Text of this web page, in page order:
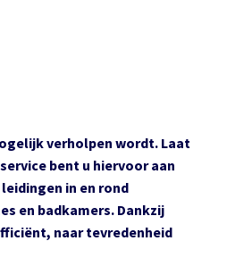
verholpen wordt. Laat
bent u hiervoor aan
in en rond
en badkamers. Dankzij
naar tevredenheid